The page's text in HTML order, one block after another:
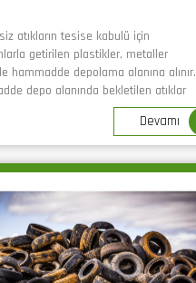
atıkların tesise kabulü için
getirilen plastikler, metaller
hammadde depolama alanına alınır.
depo alanında bekletilen atıklar
Devamı